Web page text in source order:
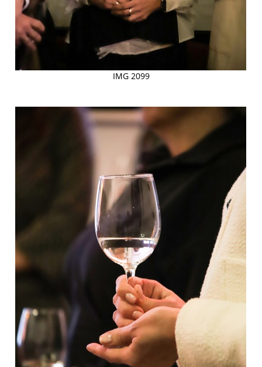
IMG 2099